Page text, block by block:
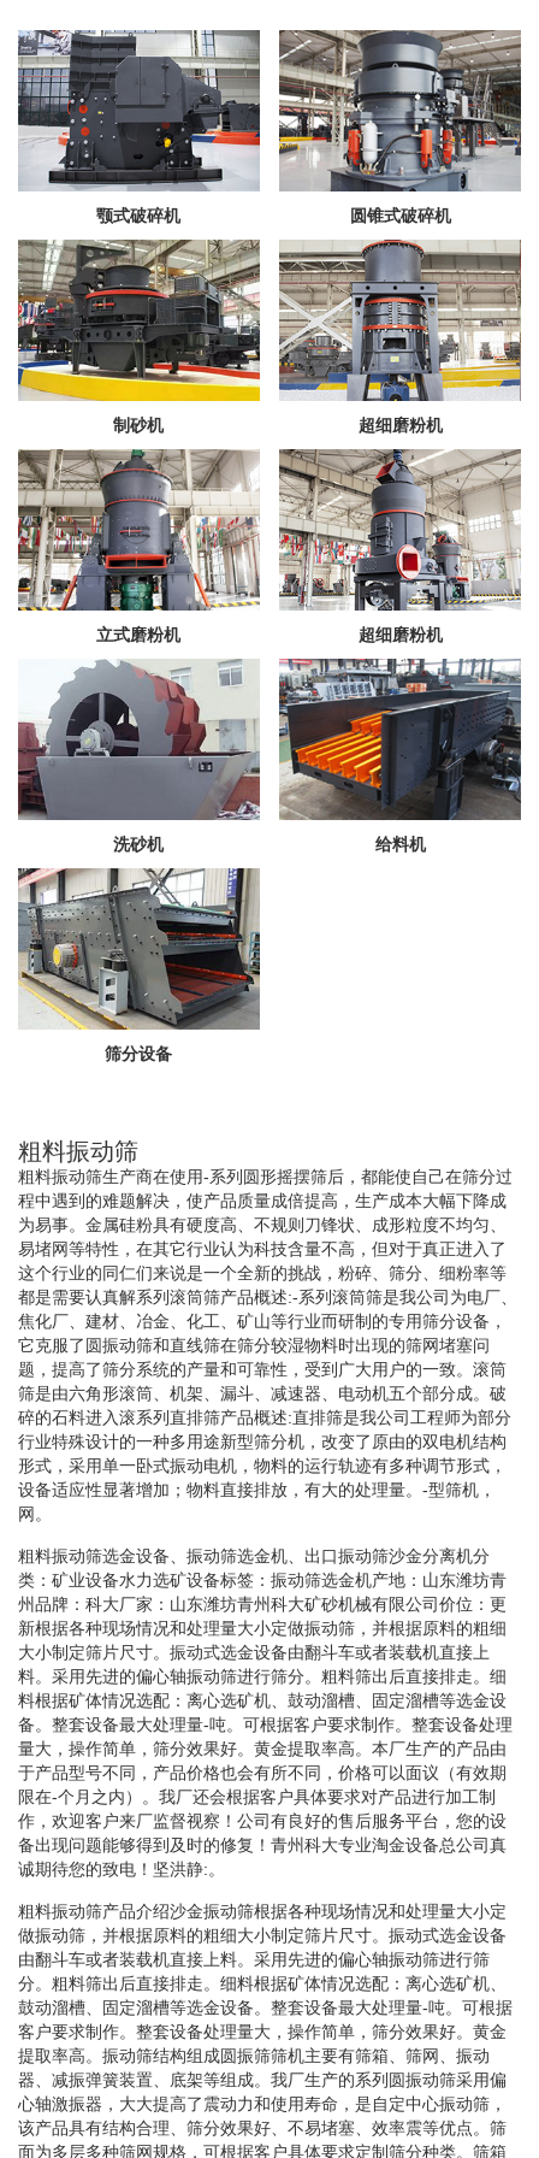
颚式破碎机 圆锥式破碎机
制砂机 超细磨粉机
立式磨粉机 超细磨粉机
洗砂机 给料机
筛分设备
粗料振动筛
粗料振动筛生产商在使用-系列圆形摇摆筛后，都能使自己在筛分过
程中遇到的难题解决，使产品质量成倍提高，生产成本大幅下降成
为易事。金属硅粉具有硬度高、不规则刀锋状、成形粒度不均匀、
易堵网等特性，在其它行业认为科技含量不高，但对于真正进入了
这个行业的同仁们来说是一个全新的挑战，粉碎、筛分、细粉率等
都是需要认真解系列滚筒筛产品概述:-系列滚筒筛是我公司为电厂、
焦化厂、建材、冶金、化工、矿山等行业而研制的专用筛分设备，
它克服了圆振动筛和直线筛在筛分较湿物料时出现的筛网堵塞问
题，提高了筛分系统的产量和可靠性，受到广大用户的一致。滚筒
筛是由六角形滚筒、机架、漏斗、减速器、电动机五个部分成。破
碎的石料进入滚系列直排筛产品概述:直排筛是我公司工程师为部分
行业特殊设计的一种多用途新型筛分机，改变了原由的双电机结构
形式，采用单一卧式振动电机，物料的运行轨迹有多种调节形式，
设备适应性显著增加；物料直接排放，有大的处理量。-型筛机，
网。
粗料振动筛选金设备、振动筛选金机、出口振动筛沙金分离机分
类：矿业设备水力选矿设备标签：振动筛选金机产地：山东潍坊青
州品牌：科大厂家：山东潍坊青州科大矿砂机械有限公司价位：更
新根据各种现场情况和处理量大小定做振动筛，并根据原料的粗细
大小制定筛片尺寸。振动式选金设备由翻斗车或者装载机直接上
料。采用先进的偏心轴振动筛进行筛分。粗料筛出后直接排走。细
料根据矿体情况选配：离心选矿机、鼓动溜槽、固定溜槽等选金设
备。整套设备最大处理量-吨。可根据客户要求制作。整套设备处理
量大，操作简单，筛分效果好。黄金提取率高。本厂生产的产品由
于产品型号不同，产品价格也会有所不同，价格可以面议（有效期
限在-个月之内）。我厂还会根据客户具体要求对产品进行加工制
作，欢迎客户来厂监督视察！公司有良好的售后服务平台，您的设
备出现问题能够得到及时的修复！青州科大专业淘金设备总公司真
诚期待您的致电！坚洪静:。
粗料振动筛产品介绍沙金振动筛根据各种现场情况和处理量大小定
做振动筛，并根据原料的粗细大小制定筛片尺寸。振动式选金设备
由翻斗车或者装载机直接上料。采用先进的偏心轴振动筛进行筛
分。粗料筛出后直接排走。细料根据矿体情况选配：离心选矿机、
鼓动溜槽、固定溜槽等选金设备。整套设备最大处理量-吨。可根据
客户要求制作。整套设备处理量大，操作简单，筛分效果好。黄金
提取率高。振动筛结构组成圆振筛筛机主要有筛箱、筛网、振动
器、减振弹簧装置、底架等组成。我厂生产的系列圆振动筛采用偏
心轴激振器，大大提高了震动力和使用寿命，是自定中心振动筛，
该产品具有结构合理、筛分效果好、不易堵塞、效率震等优点。筛
面为多层多种筛网规格，可根据客户具体要求定制筛分种类。筛箱